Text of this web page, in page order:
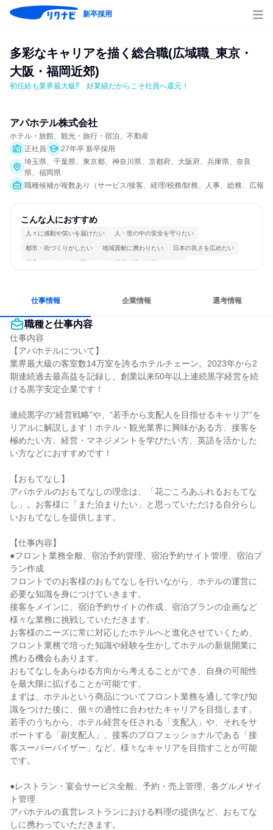
新卒採用
多彩なキャリアを描く総合職(広域職_東京・
大阪・福岡近郊)
初任給も業界最大級⁉　好業績だからこそ社員へ還元！
アパホテル株式会社
ホテル・旅館、観光・旅行・宿泊、不動産
正社員
27年卒 新卒採用
埼玉県、千葉県、東京都、神奈川県、京都府、大阪府、兵庫県、奈良
県、福岡県
職種候補が複数あり（サービス/接客、経理/税務/財務、人事、総務、広報/
こんな人におすすめ
人々に感動や笑いを届けたい 人・世の中の安全を守りたい
都市・街づくりがしたい 地域貢献に携わりたい 日本の良さを広めたい
商品・サービスを企画したい 経営に近い仕事がしたい
仕事情報 企業情報 選考情報
職種と仕事内容
仕事内容
【アパホテルについて】
業界最大級の客室数14万室を誇るホテルチェーン。2023年から2
期連続過去最高益を記録し、創業以来50年以上連続黒字経営を続
ける黒字安定企業です！
連続黒字の“経営戦略”や、“若手から支配人を目指せるキャリア”を
リアルに解説します！ホテル・観光業界に興味がある方、接客を
極めたい方、経営・マネジメントを学びたい方、英語を活かした
い方などにおすすめです！
【おもてなし】
アパホテルのおもてなしの理念は、「花ごころあふれるおもてな
し」。お客様に「また泊まりたい」と思っていただける自分らし
いおもてなしを提供します。
【仕事内容】
●フロント業務全般、宿泊予約管理、宿泊予約サイト管理、宿泊プ
ラン作成
フロントでのお客様のおもてなしを行いながら、ホテルの運営に
必要な知識を身につけていきます。
接客をメインに、宿泊予約サイトの作成、宿泊プランの企画など
様々な業務に挑戦していただきます。
お客様のニーズに常に対応したホテルへと進化させていくため、
フロント業務で培った知識や経験を生かしてホテルの新規開業に
携わる機会もあります。
おもてなしをあらゆる方向から考えることができ、自身の可能性
を最大限に拡げることが可能です。
まずは、ホテルという商品についてフロント業務を通して学び知
識をつけた後に、個々の適性に合わせたキャリアを目指します。
若手のうちから、ホテル経営を任される「支配人」や、それをサ
ポートする「副支配人」、接客のプロフェッショナルである「接
客スーパーバイザー」など、様々なキャリアを目指すことが可能
です。
●レストラン・宴会サービス全般、予約・売上管理、各グルメサイ
ト管理
アパホテルの直営レストランにおける料理の提供など、おもてな
しに携わっていただきます。